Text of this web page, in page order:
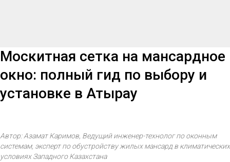
Москитная сетка на мансардное
окно: полный гид по выбору и
установке в Атырау
Автор: Азамат Каримов, Ведущий инженер-технолог по оконным
системам, эксперт по обустройству жилых мансард в климатических
условиях Западного Казахстана